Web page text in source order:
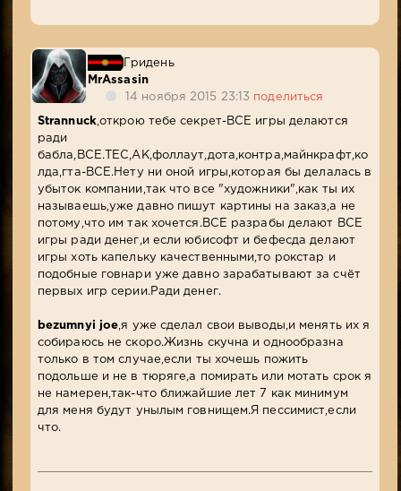
Гридень
MrAssasin
14 ноября 2015 23:13 поделиться
Strannuck,открою тебе секрет-ВСЕ игры делаются
ради
бабла,ВСЕ.ТЕС,АК,фоллаут,дота,контра,майнкрафт,ко
лда,гта-ВСЕ.Нету ни оной игры,которая бы делалась в
убыток компании,так что все "художники",как ты их
называешь,уже давно пишут картины на заказ,а не
потому,что им так хочется.ВСЕ разрабы делают ВСЕ
игры ради денег,и если юбисофт и бефесда делают
игры хоть капельку качественными,то рокстар и
подобные говнари уже давно зарабатывают за счёт
первых игр серии.Ради денег.
bezumnyi joe ,я уже сделал свои выводы,и менять их я
собираюсь не скоро.Жизнь скучна и однообразна
только в том случае,если ты хочешь пожить
подольше и не в тюряге,а помирать или мотать срок я
не намерен,так-что ближайшие лет 7 как минимум
для меня будут унылым говнищем.Я пессимист,если
что.